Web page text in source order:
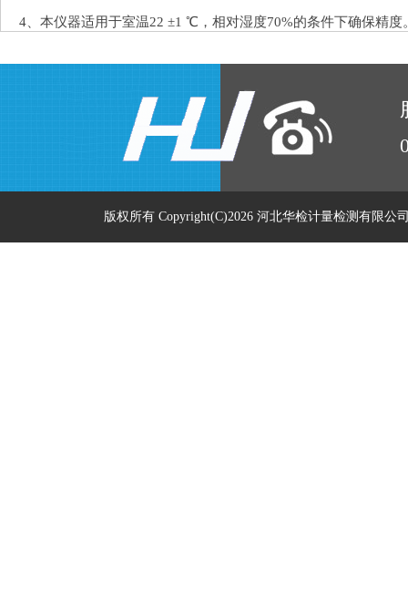
4、本仪器适用于室温22 ±1 ℃，相对湿度70%的条件下确保精度
版权所有 Copyright(C)2026 河北华检计量检测有限